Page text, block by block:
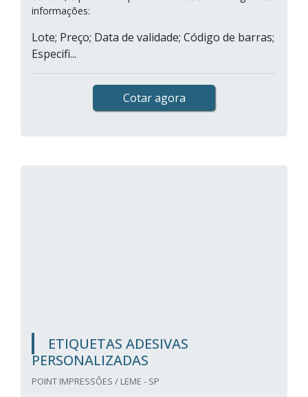
informações:
Lote; Preço; Data de validade; Código de barras;
Especifi...
Cotar agora
ETIQUETAS ADESIVAS
PERSONALIZADAS
POINT IMPRESSÕES / LEME - SP